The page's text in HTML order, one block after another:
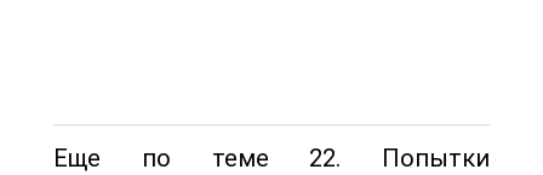
Еще по теме 22. Попытки